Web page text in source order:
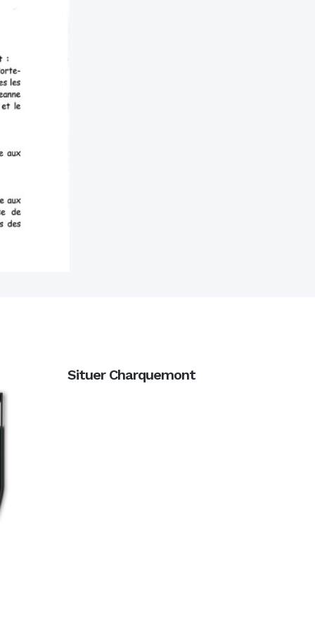
Situer Charquemont